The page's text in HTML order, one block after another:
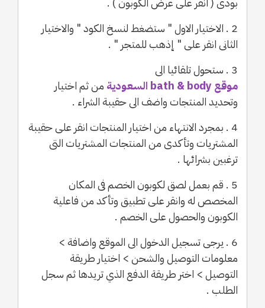
2 . الاختيار الاول " ستضغط لنسخ الكود " والاختيار
الثانى انقر على " إذهب للمتجر " .
3 . ستحول تلقائيا الى
موقع bath & body السعودية
من ثم اختيار
وتحديد المنتجات واضف الى حقيبة الشراء .
4 . بمجرد الانتهاء من اختيار المنتجات انقر على حقيبة
المشتريات وتأكدى من المنتجات المشتريات التى
ترغبين بشرائها .
5 . قم بعمل لصق لكوبون الخصم فى المكان
المخصص له وانقر على تطبيق وتأكد من فاعلية
الكوبون والحصول على الخصم .
6 . يرجى تسجيل الدخول الى الموقع واضافة >
معلومات التوصيل والشحن > اختيار طريقة
التوصيل > اختر طريقة الدفع الذي تريدها ثم سجل
الطلب .